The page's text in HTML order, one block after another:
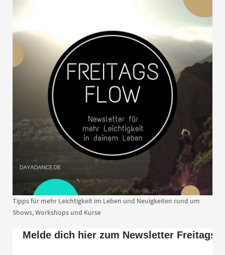
Tipps für mehr Leichtigkeit im Leben und Neuigkeiten rund um
Shows, Workshops und Kurse
Melde dich hier zum Newsletter Freitags